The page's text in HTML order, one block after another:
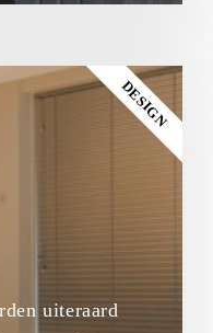
uiteraard
DESIGN